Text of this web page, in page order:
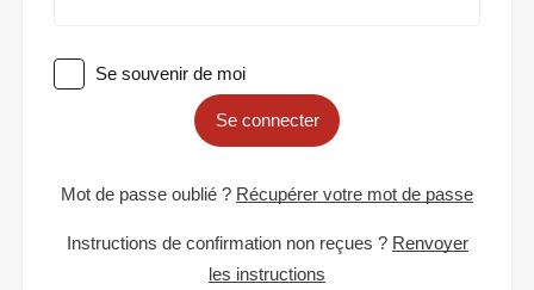
Se souvenir de moi
Se connecter
Mot de passe oublié ? Récupérer votre mot de passe
Instructions de confirmation non reçues ? Renvoyer
les instructions